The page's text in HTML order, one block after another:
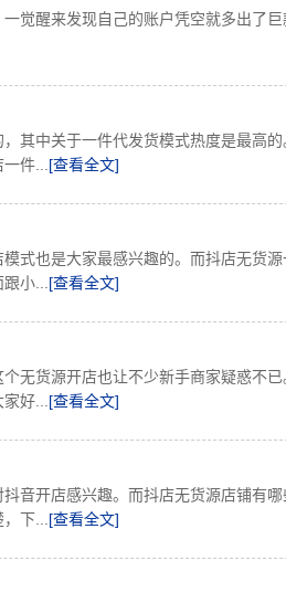
觉醒来发现自己的账户凭空就多出了巨
其中关于一件代发货模式热度是最高
一件...[查看全文]
式也是大家最感兴趣的。而抖店无货源
跟小...[查看全文]
无货源开店也让不少新手商家疑惑不
家好...[查看全文]
音开店感兴趣。而抖店无货源店铺有哪
，下...[查看全文]